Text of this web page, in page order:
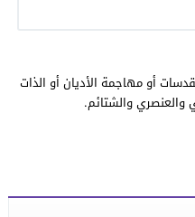
أو مهاجمة الأديان أو الذات
والعنصري والشتائم.